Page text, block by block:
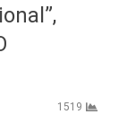
1519